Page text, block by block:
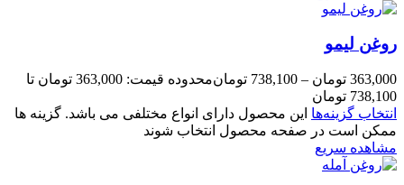
روغن لیمو
363,000 تومان –
738,100 تومان
محدوده قیمت: 363,000 تومان تا
738,100 تومان
انتخاب گزینه‌ها این محصول دارای انواع مختلفی می باشد. گزینه ها
ممکن است در صفحه محصول انتخاب شوند
مشاهده سریع